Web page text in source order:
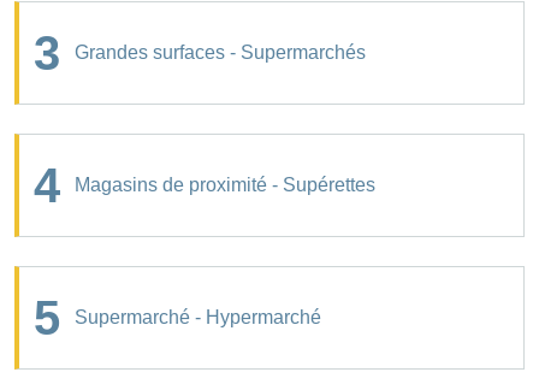
3 Grandes surfaces - Supermarchés
4 Magasins de proximité - Supérettes
5 Supermarché - Hypermarché